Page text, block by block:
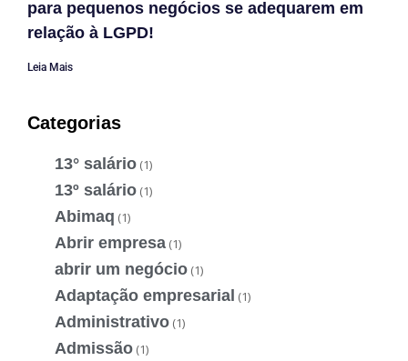
para pequenos negócios se adequarem em
relação à LGPD!
Leia Mais
Categorias
13° salário (1)
13º salário (1)
Abimaq (1)
Abrir empresa (1)
abrir um negócio (1)
Adaptação empresarial (1)
Administrativo (1)
Admissão (1)